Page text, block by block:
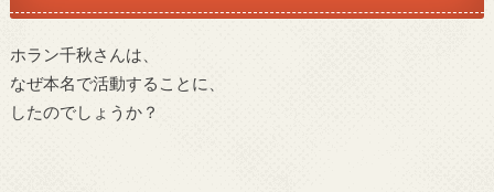
ホラン千秋さんは、
なぜ本名で活動することに、
したのでしょうか？